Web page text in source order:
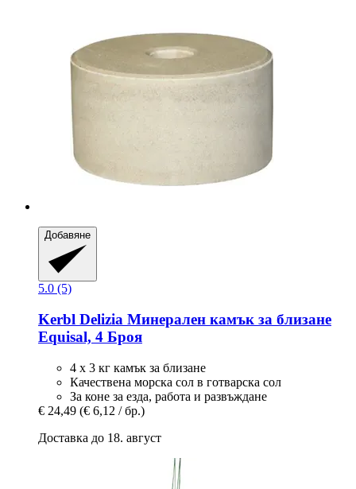
Добавяне
5.0 (5)
Kerbl Delizia Минерален камък за близане
Equisal, 4 Броя
4 х 3 кг камък за близане
Качествена морска сол в готварска сол
За коне за езда, работа и развъждане
€ 24,49 (€ 6,12 / бр.)
Доставка до 18. август